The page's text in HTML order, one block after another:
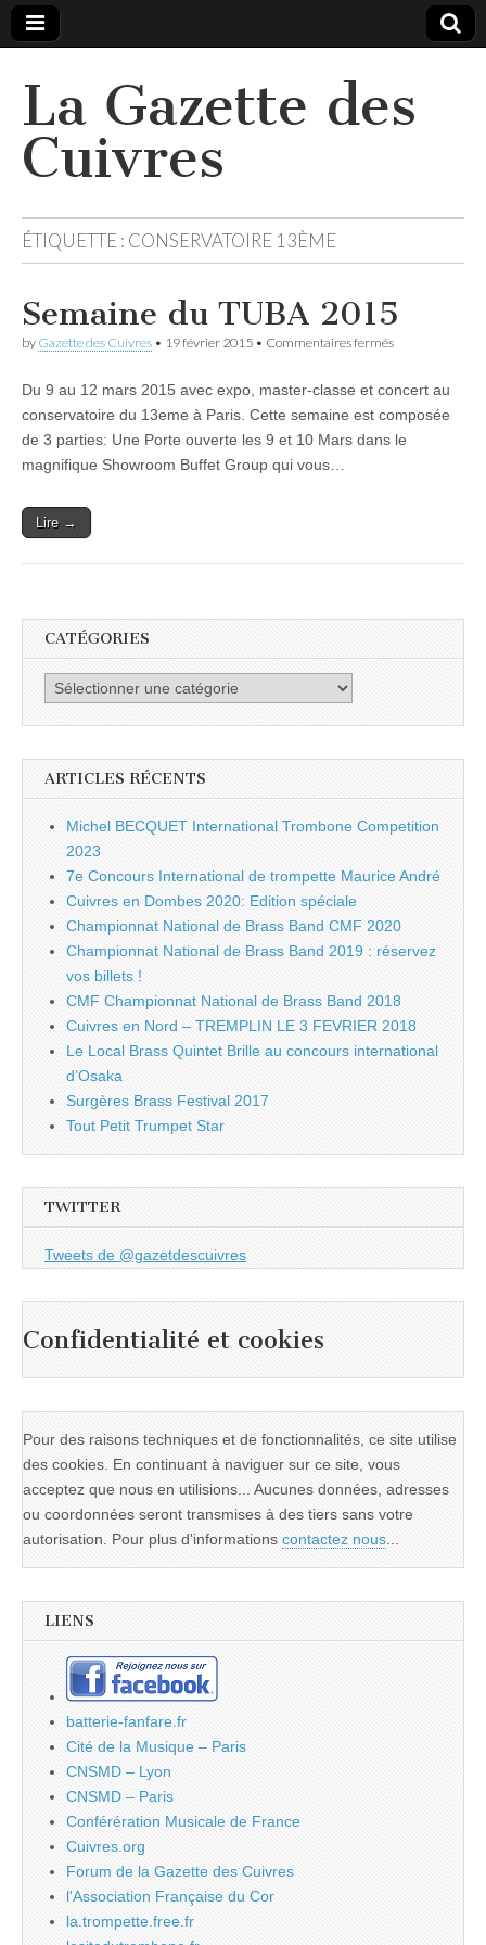
La Gazette des
Cuivres
ÉTIQUETTE : CONSERVATOIRE 13ÈME
Semaine du TUBA 2015
by Gazette des Cuivres • 19 février 2015 • Commentaires ferméssur
TUBA
2015
Du 9 au 12 mars 2015 avec expo, master-classe et concert au
conservatoire du 13eme à Paris. Cette semaine est composée
de 3 parties: Une Porte ouverte les 9 et 10 Mars dans le
magnifique Showroom Buffet Group qui vous…
Lire →
CATÉGORIES
Catégories
ARTICLES RÉCENTS
Michel BECQUET International Trombone Competition
2023
7e Concours International de trompette Maurice André
Cuivres en Dombes 2020: Edition spéciale
Championnat National de Brass Band CMF 2020
Championnat National de Brass Band 2019 : réservez
vos billets !
CMF Championnat National de Brass Band 2018
Cuivres en Nord – TREMPLIN LE 3 FEVRIER 2018
Le Local Brass Quintet Brille au concours international
d’Osaka
Surgères Brass Festival 2017
Tout Petit Trumpet Star
TWITTER
Tweets de @gazetdescuivres
Confidentialité et cookies
Pour des raisons techniques et de fonctionnalités, ce site utilise
des cookies. En continuant à naviguer sur ce site, vous
acceptez que nous en utilisions... Aucunes données, adresses
ou coordonnées seront transmises à des tiers sans votre
autorisation. Pour plus d'informations contactez nous...
LIENS
batterie-fanfare.fr
Cité de la Musique – Paris
CNSMD – Lyon
CNSMD – Paris
Conférération Musicale de France
Cuivres.org
Forum de la Gazette des Cuivres
l'Association Française du Cor
la.trompette.free.fr